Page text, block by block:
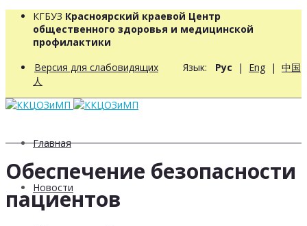
КГБУЗ Красноярский краевой Центр
общественного здоровья и медицинской
профилактики
Версия для слабовидящих Язык: Рус | Eng | 中国
人
Главная
Новости
Обеспечение безопасности
пациентов